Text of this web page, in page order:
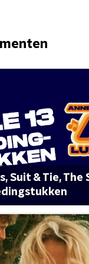
Suit & Tie, The